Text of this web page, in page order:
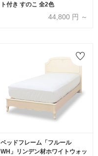
ト付き すのこ 全2色
44,800 円 ～
ベッドフレーム「フルール
WH」リンデン材ホワイトウォッ